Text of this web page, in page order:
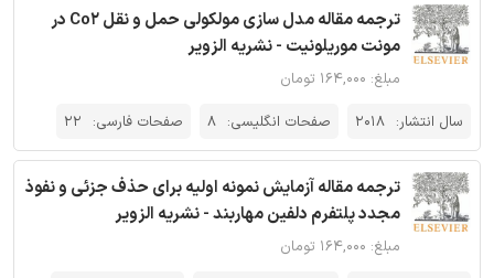
ترجمه مقاله مدل سازی مولکولی حمل و نقل Co2 در
مونت موریلونیت - نشریه الزویر
مبلغ: ۱۶۴,۰۰۰ تومان
سال انتشار: 2018 صفحات انگلیسی: 8 صفحات فارسی: 22
ترجمه مقاله آزمایش نمونه اولیه برای حذف جزئی و نفوذ
مجدد پلتفرم دلفین مهاربند - نشریه الزویر
مبلغ: ۱۶۴,۰۰۰ تومان